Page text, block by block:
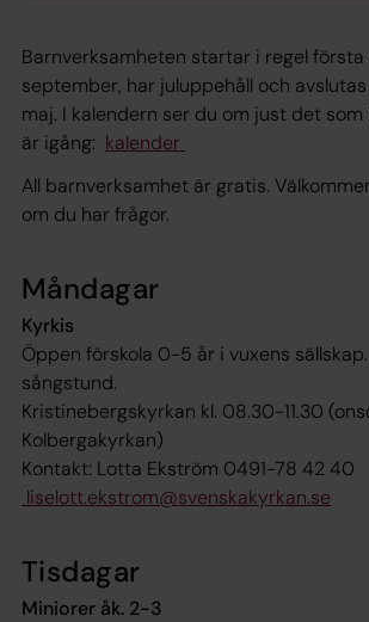
Barnverksamheten startar i regel första
september, har juluppehåll och
maj. I kalendern ser du om just det
är igång: kalender
All barnverksamhet är gratis.
om du har frågor.
Måndagar
Kyrkis
Öppen förskola 0-5 år i vuxens
sångstund.
Kristinebergskyrkan kl. 08.30-11.30
Kolbergakyrkan)
Kontakt: Lotta Ekström 0491-78 42 40
liselott.ekstrom@svenskakyrkan.se
Tisdagar
Miniorer åk. 2-3